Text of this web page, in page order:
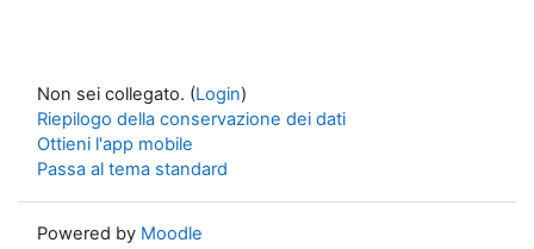
Non sei collegato. (Login)
Riepilogo della conservazione dei dati
Ottieni l'app mobile
Passa al tema standard
Powered by Moodle